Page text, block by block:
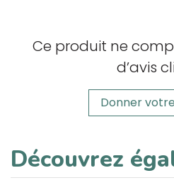
Ce produit ne
d’avis
Donner
Découvrez